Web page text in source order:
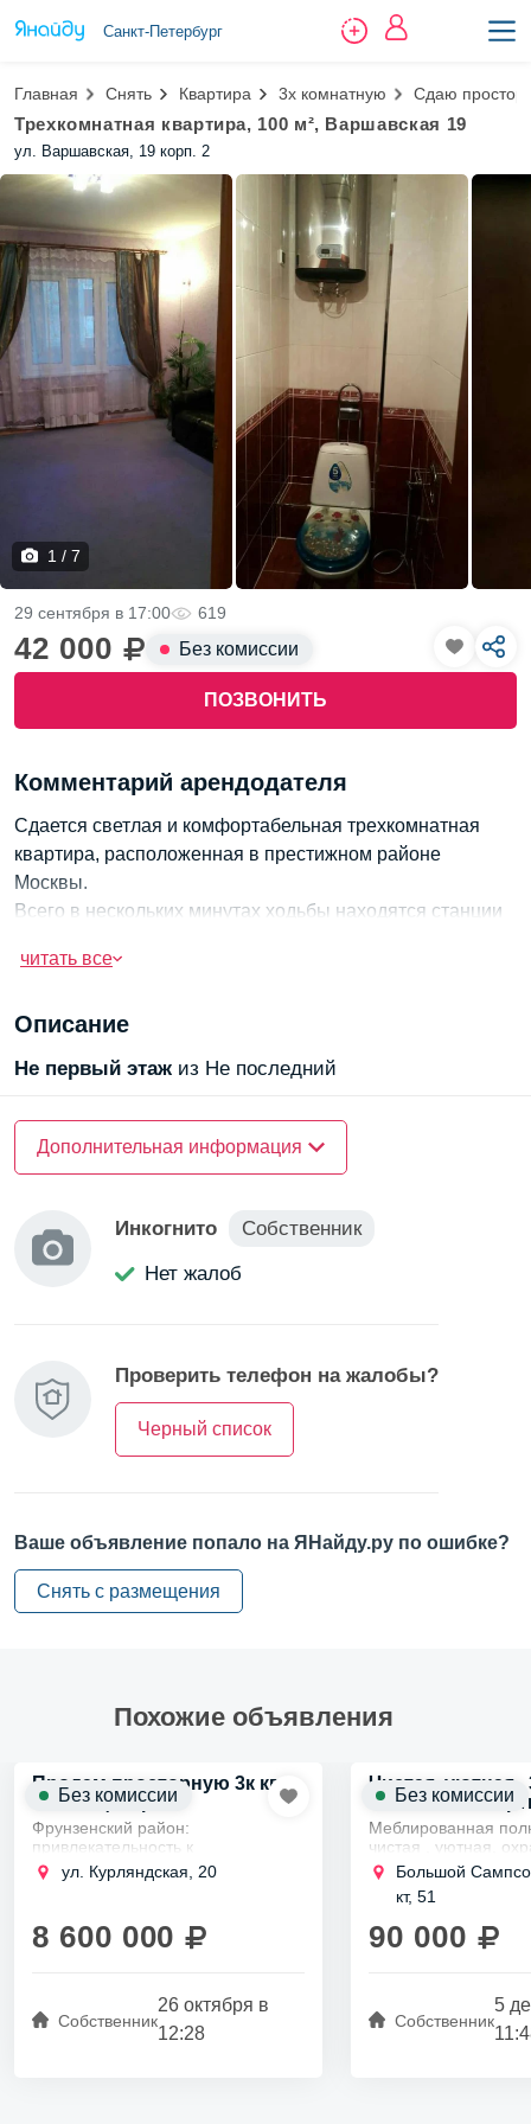
Санкт-Петербург
Главная Снять Квартира 3х комнатную Сдаю
Трехкомнатная квартира, 100 м², Варшавская 19
ул. Варшавская, 19 корп. 2
1 / 7
42 000 Без комиссии
ПОЗВОНИТЬ
29 сентября в 17:00 619
Описание
Не первый этаж из Не последний
О доме
Материал стен —
Материал стен —монолитный
Балкон/Лоджия —лоджия
Дополнительная информация
Комментарий арендодателя
Сдается светлая и комфортабельная трехкомнатная
квартира, расположенная в престижном районе
Москвы.
Всего в нескольких минутах ходьбы находятся станции
Квартира сдается на длительный срок добрым и
читать все
Инкогнито
Собственник
Нет жалоб
Проверить телефон на жалобы?
Черный список
Ваше объявление попало на ЯНайду.ру по ошибке?
Снять с размещения
Похожие объявления
Продам просторную 3к кв
91м2в центре
Фрунзенский район:
привлекательность к
историческим памятникам,
театрам и музеям. Престижное
ул. Курляндская, 20
8 600 000
Собственник
26 октября в
12:28
Без комиссии
Чистая, уютная ,
комнатная
Меблированная
чистая , уютная,
территория,
детский сад на
Большой
кт, 51
90 000
Собственник
5
Без комиссии